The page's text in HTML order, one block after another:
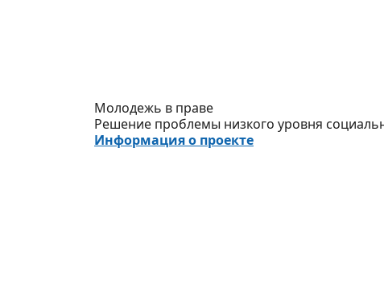
Молодежь в праве
Решение проблемы низкого уровня
Информация о проекте